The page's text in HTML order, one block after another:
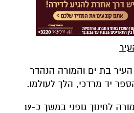
בת ים והמורה הנהדר
יד מרדכי, הלך לעולמו.
אלברט היה מחנך ומורה לחינוך גופני במשך כ-19